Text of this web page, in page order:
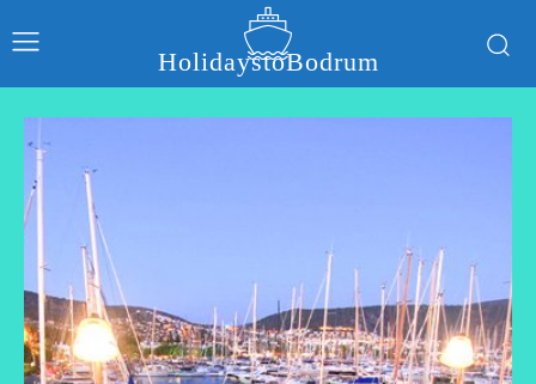
HolidaystoBodrum